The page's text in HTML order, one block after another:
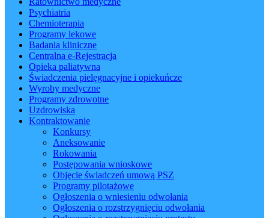
Psychiatria
Chemioterapia
Programy lekowe
Badania kliniczne
Centralna e-Rejestracja
Opieka paliatywna
Świadczenia pielęgnacyjne i opiekuńcze
Wyroby medyczne
Programy zdrowotne
Uzdrowiska
Kontraktowanie
Konkursy
Aneksowanie
Rokowania
Postępowania wnioskowe
Objęcie świadczeń umową PSZ
Programy pilotażowe
Ogłoszenia o wniesieniu odwołania
Ogłoszenia o rozstrzygnięciu odwołania